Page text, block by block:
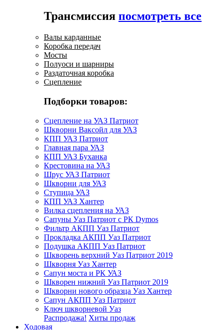
Трансмиссия посмотреть все
Валы карданные
Коробка передач
Мосты
Полуоси и шарниры
Раздаточная коробка
Сцепление
Подборки товаров:
Сцепление на УАЗ Патриот
Шкворни Ваксойл для УАЗ
КПП УАЗ Патриот
Главная пара УАЗ
КПП УАЗ Буханка
Крестовина на УАЗ
Шрус УАЗ Патриот
Шкворни для УАЗ
Ступица УАЗ
КПП УАЗ Хантер
Вилка сцепления на УАЗ
Сапуны Уаз Патриот с РК Dymos
Фильтр АКПП Уаз Патриот
Прокладка АКПП Уаз Патриот
Подушка АКПП Уаз Патриот
Шкворень верхний Уаз Патриот 2019
Шкворня Уаз Хантер
Сапун моста и РК УАЗ
Шкворен нижний Уаз Патриот 2019
Шкворни нового образца Уаз Хантер
Сапун АКПП Уаз Патриот
Ключ шкворневой Уаз
Распродажа! Хиты продаж
Ходовая